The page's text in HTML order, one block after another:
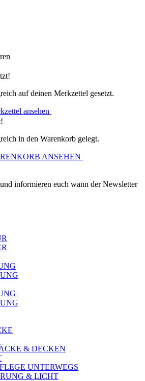
auf deinen Merkzettel gesetzt.
ansehen
in den Warenkorb gelegt.
ANSEHEN
informieren euch wann der Newsletter
& DECKEN
UNTERWEGS
& LICHT